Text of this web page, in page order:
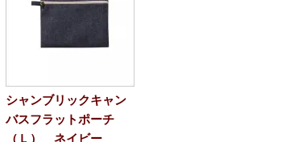
シャンブリックキャン
バスフラットポーチ
（Ｌ） ネイビー